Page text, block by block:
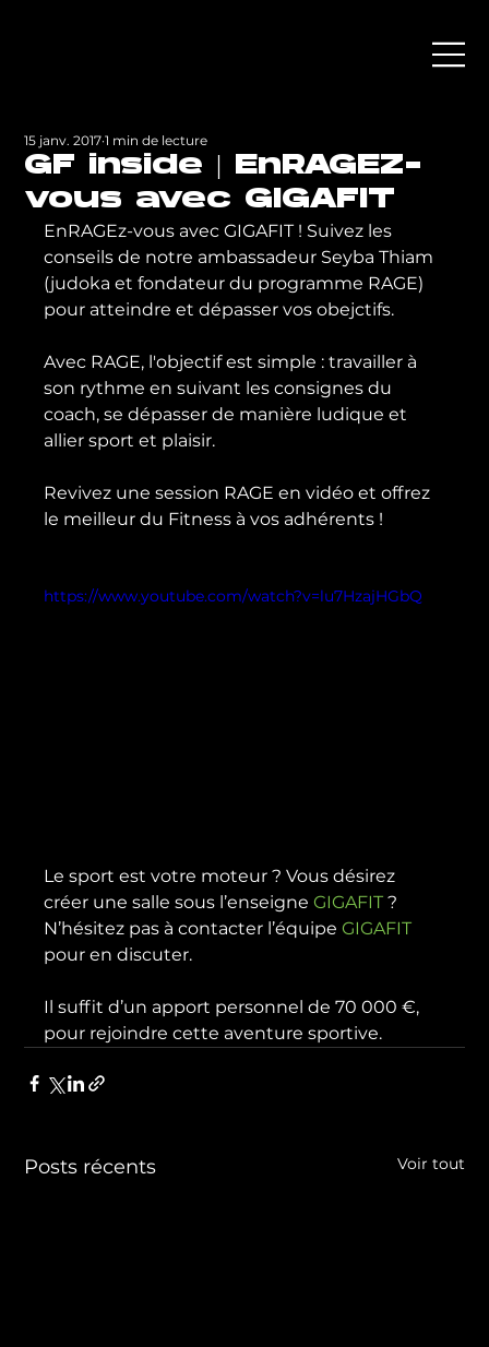
GF inside | EnRAGEZ-
vous avec GIGAFIT
15 janv. 2017 1 min de lecture
EnRAGEz-vous avec GIGAFIT ! Suivez les
conseils de notre ambassadeur Seyba Thiam
(judoka et fondateur du programme RAGE)
pour atteindre et dépasser vos obejctifs.
Avec RAGE, l'objectif est simple : travailler à
son rythme en suivant les consignes du
coach, se dépasser de manière ludique et
allier sport et plaisir.
Revivez une session RAGE en vidéo et offrez
le meilleur du Fitness à vos adhérents !
https://www.youtube.com/watch?v=lu7HzajHGbQ
Le sport est votre moteur ? Vous désirez
créer une salle sous l’enseigne GIGAFIT ?
N’hésitez pas à contacter l’équipe GIGAFIT
pour en discuter.
Il suffit d’un apport personnel de 70 000 €,
pour rejoindre cette aventure sportive.
Posts récents Voir tout